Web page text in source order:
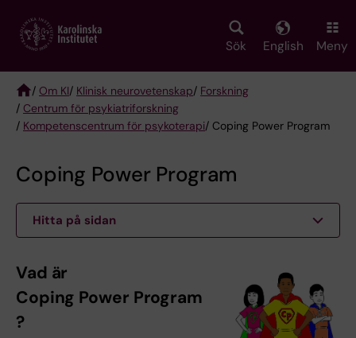
main
Sök English Meny
Breadcrumb
/ Om KI/ Klinisk neurovetenskap/ Forskning
/ Centrum för psykiatriforskning
/ Kompetenscentrum för psykoterapi/ Coping Power Program
Coping Power Program
Hitta på sidan
Vad är
Coping Power Program
?